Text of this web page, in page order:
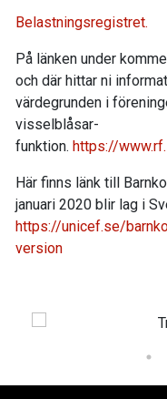
Belastningsregistret.
På länken under
och där hittar ni
värdegrunden i
visselblåsar-
funktion. https://
Här finns länk till
januari 2020 blir lag i
https://unicef.se/
version